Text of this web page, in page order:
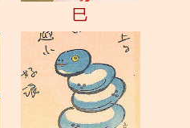
巳